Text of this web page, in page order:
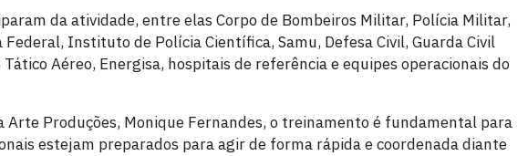
da atividade, entre elas Corpo de Bombeiros Militar, Polícia Militar,
Federal, Instituto de Polícia Científica, Samu, Defesa Civil, Guarda Civil
Aéreo, Energisa, hospitais de referência e equipes operacionais do
Arte Produções, Monique Fernandes, o treinamento é fundamental para
estejam preparados para agir de forma rápida e coordenada diante